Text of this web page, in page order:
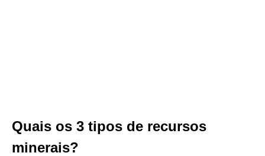
Quais os 3 tipos de recursos
minerais?